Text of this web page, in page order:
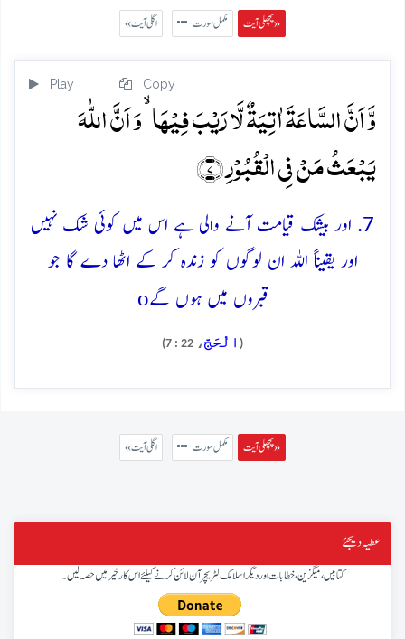
پچھلی آیت » مکمل سورت « اگلی آیت
Play Copy
وَّ اَنَّ السَّاعَۃَ اٰتِیَۃٌ لَّا رَیۡبَ فِیۡہَا ۙ وَ اَنَّ اللّٰہَ
یَبۡعَثُ مَنۡ فِی الۡقُبُوۡرِ ﴿۷﴾
7. اور بیشک قیامت آنے والی ہے اس میں کوئی شک نہیں
اور یقیناً اللہ ان لوگوں کو زندہ کر کے اٹھا دے گا جو
قبروں میں ہوں گےo
( الْحَجّ ، 22 : 7)
پچھلی آیت » مکمل سورت « اگلی آیت
عطیہ دیجئے
کتابیں، میگزین، خطابات اور دیگر اسلامک لٹریچر آن لائن کرنے کیلئے اس کار خیر میں حصہ لیں۔